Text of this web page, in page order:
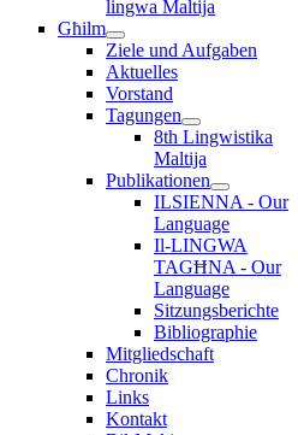
lingwa Maltija
Għilm
Ziele und Aufgaben
Aktuelles
Vorstand
Tagungen
8th Lingwistika
Maltija
Publikationen
ILSIENNA - Our
Language
Il-LINGWA
TAGĦNA - Our
Language
Sitzungsberichte
Bibliographie
Mitgliedschaft
Chronik
Links
Kontakt